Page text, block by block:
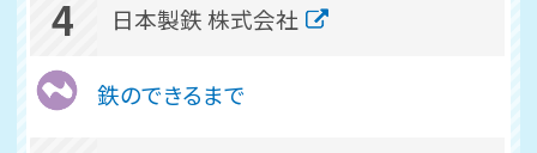
4 日本製鉄 株式会社
鉄のできるまで